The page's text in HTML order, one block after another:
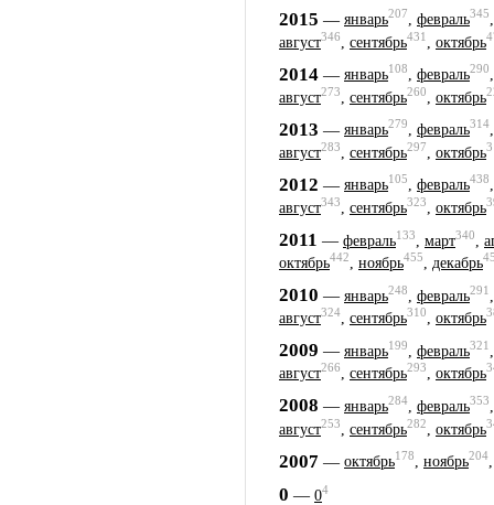
2015 — январь207, февраль345
август346 сентябрь431 октябрь
2014 — январь108, февраль290
август273 сентябрь260 октябрь
2013 — январь279, февраль314
август283 сентябрь297 октябрь
2012 — январь105, февраль438
август343, сентябрь323, октябрь
2011 — февраль133 март340
октябрь442, ноябрь455, декабрь
2010 — январь248 февраль291
август324, сентябрь310, октябрь
2009 — январь199 февраль321
август266, сентябрь293, октябрь
2008 — январь284 февраль353
август253 сентябрь282 октябрь
2007 — октябрь178, ноябрь204
0 — 04